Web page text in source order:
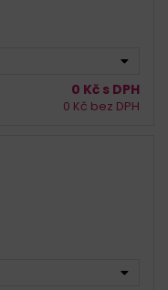
0 Kč s DPH
0 Kč bez DPH